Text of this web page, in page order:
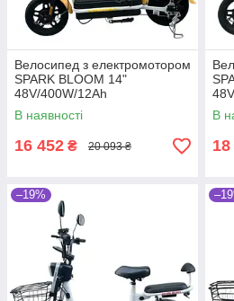
Велосипед з електромотором
SPARK BLOOM 14"
48V/400W/12Ah
Помаранчевий
В наявності
16 452 ₴ 20 093 ₴
В
–19%